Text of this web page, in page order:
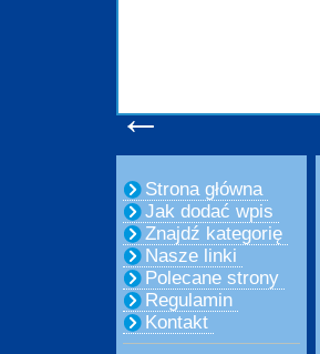
←
Strona główna
Jak dodać wpis
Znajdź kategorię
Nasze linki
Polecane strony
Regulamin
Kontakt